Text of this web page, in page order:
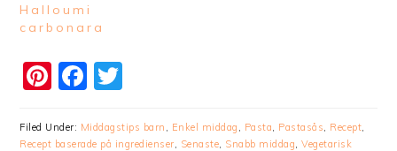
Halloumi
carbonara
Pinterest
Facebook
Filed Under: Middagstips barn Enkel middag Pasta Pastasås Recept
Recept baserade på ingredienser
Senaste Snabb middag ,Vegetarisk